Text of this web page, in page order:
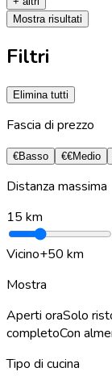
Mostra risultati
Filtri
Elimina tutti
Fascia di prezzo
€Basso €€Medio
Distanza massima
15 km
Vicino+50 km
Mostra
Aperti oraSolo
completoCon
Tipo di cucina